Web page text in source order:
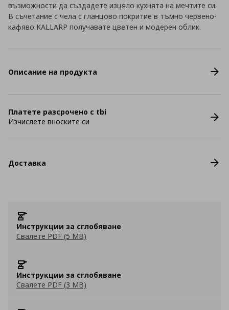
възможности да създадете изцяло кухнята на мечтите си.
В съчетание с чела с гланцово покритие в тъмно червено-
кафяво KALLARP получавате цветен и модерен облик.
Описание на продукта
Платете разсрочено с tbi
Изчислете вноските си
Доставка
Инструкции за сглобяване
Свалете PDF (5 MB)
Инструкции за сглобяване
Свалете PDF (3 MB)